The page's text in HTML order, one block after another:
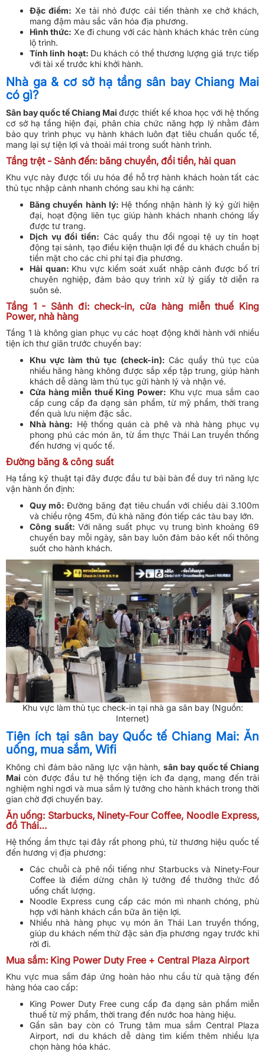
Đặc điểm: Xe tải nhỏ được cải tiến thành xe chở khách,
mang đậm màu sắc văn hóa địa phương.
Hình thức: Xe đi chung với các hành khách khác trên cùng
lộ trình.
Tính linh hoạt: Du khách có thể thương lượng giá trực tiếp
với tài xế trước khi khởi hành.
Nhà ga & cơ sở hạ tầng sân bay Chiang Mai
có gì?
Sân bay quốc tế Chiang Maiđược thiết kế khoa học với hệ thống
cơ sở hạ tầng hiện đại, phân chia chức năng hợp lý nhằm đảm
bảo quy trình phục vụ hành khách luôn đạt tiêu chuẩn quốc tế,
mang lại sự tiện lợi và thoải mái trong suốt hành trình.
Tầng trệt - Sảnh đến: băng chuyền, đổi tiền, hải quan
Khu vực này được tối ưu hóa để hỗ trợ hành khách hoàn tất các
thủ tục nhập cảnh nhanh chóng sau khi hạ cánh:
Băng chuyền hành lý: Hệ thống nhận hành lý ký gửi hiện
đại, hoạt động liên tục giúp hành khách nhanh chóng lấy
được tư trang.
Dịch vụ đổi tiền: Các quầy thu đổi ngoại tệ uy tín hoạt
động tại sảnh, tạo điều kiện thuận lợi để du khách chuẩn bị
tiền mặt cho các chi phí tại địa phương.
Hải quan: Khu vực kiểm soát xuất nhập cảnh được bố trí
chuyên nghiệp, đảm bảo quy trình xử lý giấy tờ diễn ra
suôn sẻ.
Tầng 1 - Sảnh đi: check-in, cửa hàng miễn thuế King
Power, nhà hàng
Tầng 1 là không gian phục vụ các hoạt động khởi hành với nhiều
tiện ích thư giãn trước chuyến bay:
Khu vực làm thủ tục (check-in): Các quầy thủ tục của
nhiều hãng hàng không được sắp xếp tập trung, giúp hành
khách dễ dàng làm thủ tục gửi hành lý và nhận vé.
Cửa hàng miễn thuế King Power: Khu vực mua sắm cao
cấp cung cấp đa dạng sản phẩm, từ mỹ phẩm, thời trang
đến quà lưu niệm đặc sắc.
Nhà hàng: Hệ thống quán cà phê và nhà hàng phục vụ
phong phú các món ăn, từ ẩm thực Thái Lan truyền thống
đến hương vị quốc tế.
Đường băng & công suất
Hạ tầng kỹ thuật tại đây được đầu tư bài bản để duy trì năng lực
vận hành ổn định:
Quy mô: Đường băng đạt tiêu chuẩn với chiều dài 3.100m
và chiều rộng 45m, đủ khả năng đón tiếp các tàu bay lớn.
Công suất: Với năng suất phục vụ trung bình khoảng 69
chuyến bay mỗi ngày, sân bay luôn đảm bảo kết nối thông
suốt cho hành khách.
Khu vực làm thủ tục check-in tại nhà ga sân bay (Nguồn:
Internet)
Tiện ích tại sân bay Quốc tế Chiang Mai: Ăn
uống, mua sắm, Wifi
Không chỉ đảm bảo năng lực vận hành, sân bay quốc tế Chiang
Mai còn được đầu tư hệ thống tiện ích đa dạng, mang đến trải
nghiệm nghỉ ngơi và mua sắm lý tưởng cho hành khách trong thời
gian chờ đợi chuyến bay.
Ăn uống: Starbucks, Ninety-Four Coffee, Noodle Express,
đồ Thái…
Hệ thống ẩm thực tại đây rất phong phú, từ thương hiệu quốc tế
đến hương vị địa phương:
Các chuỗi cà phê nổi tiếng như Starbucks và Ninety-Four
Coffee là điểm dừng chân lý tưởng để thưởng thức đồ
uống chất lượng.
Noodle Express cung cấp các món mì nhanh chóng, phù
hợp với hành khách cần bữa ăn tiện lợi.
Nhiều nhà hàng phục vụ món ăn Thái Lan truyền thống,
giúp du khách nếm thử đặc sản địa phương ngay trước khi
rời đi.
Mua sắm: King Power Duty Free + Central Plaza Airport
Khu vực mua sắm đáp ứng hoàn hảo nhu cầu từ quà tặng đến
hàng hóa cao cấp:
King Power Duty Free cung cấp đa dạng sản phẩm miễn
thuế từ mỹ phẩm, thời trang đến nước hoa hàng hiệu.
Gần sân bay còn có Trung tâm mua sắm Central Plaza
Airport, nơi du khách dễ dàng tìm kiếm thêm nhiều lựa
chọn hàng hóa khác.